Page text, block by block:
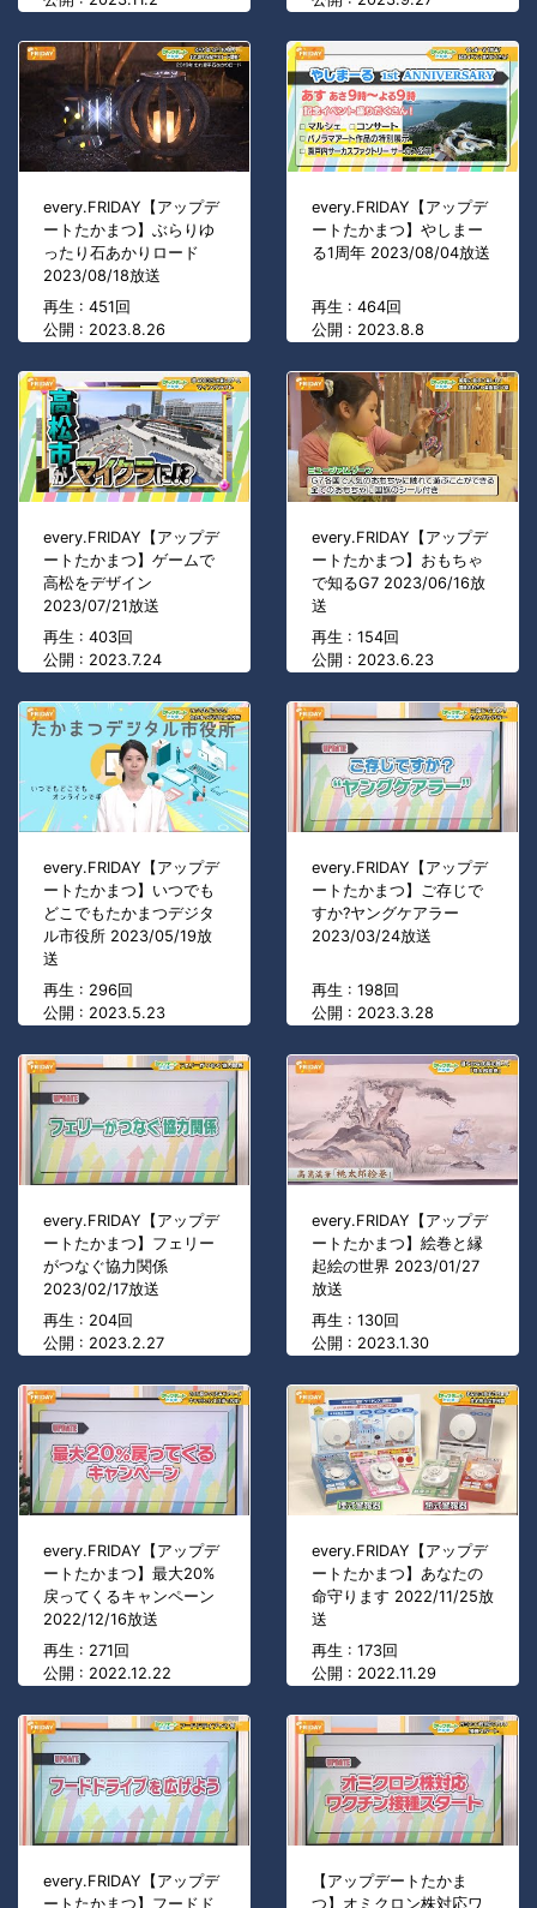
every.FRIDAY【アップデ
ートたかまつ】ぶらりゆ
ったり石あかりロード
2023/08/18放送
再生 : 451回
公開 : 2023.8.26
every.FRIDAY【アップデ
ートたかまつ】やしまー
る1周年 2023/08/04放送
再生 : 464回
公開 : 2023.8.8
every.FRIDAY【アップデ
ートたかまつ】ゲームで
高松をデザイン
2023/07/21放送
再生 : 403回
公開 : 2023.7.24
every.FRIDAY【アップデ
ートたかまつ】おもちゃ
で知るG7 2023/06/16放
送
再生 : 154回
公開 : 2023.6.23
every.FRIDAY【アップデ
ートたかまつ】いつでも
どこでもたかまつデジタ
ル市役所 2023/05/19放
送
再生 : 296回
公開 : 2023.5.23
every.FRIDAY【アップデ
ートたかまつ】ご存じで
すか?ヤングケアラー
2023/03/24放送
再生 : 198回
公開 : 2023.3.28
every.FRIDAY【アップデ
ートたかまつ】フェリー
がつなぐ協力関係
2023/02/17放送
再生 : 204回
公開 : 2023.2.27
every.FRIDAY【アップデ
ートたかまつ】絵巻と縁
起絵の世界 2023/01/27
放送
再生 : 130回
公開 : 2023.1.30
every.FRIDAY【アップデ
ートたかまつ】最大20%
戻ってくるキャンペーン
2022/12/16放送
再生 : 271回
公開 : 2022.12.22
every.FRIDAY【アップデ
ートたかまつ】あなたの
命守ります 2022/11/25放
送
再生 : 173回
公開 : 2022.11.29
every.FRIDAY【アップデ
ートたかまつ】フードド
【アップデートたかま
つ】オミクロン株対応ワ